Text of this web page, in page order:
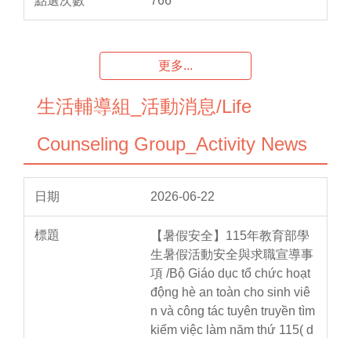
更多...
生活輔導組_活動消息/Life
Counseling Group_Activity News
2026-06-22
【暑假安全】115年教育部學
生暑假活動安全與求職宣導事
項 /Bộ Giáo dục tổ chức hoạt
động hè an toàn cho sinh viê
n và công tác tuyên truyền tìm
kiếm việc làm năm thứ 115( d